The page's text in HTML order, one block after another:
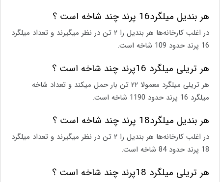
هر بندیل میلگرد16 پرند چند شاخه است ؟
در اغلب کارخانه‌ها هر بندیل را ۲ تن در نظر میگیرند و تعداد میلگرد
16 پرند حدود 109 شاخه است.
هر تریلی میلگرد 16پرند چند شاخه است ؟
هر تریلی میلگرد معمولا ۲۲ تن بار حمل میکند و تعداد شاخه
میلگرد 16 پرند حدود 1190 شاخه است.
هر بندیل میلگرد18 پرند چند شاخه است ؟
در اغلب کارخانه‌ها هر بندیل را ۲ تن در نظر میگیرند و تعداد میلگرد
18 پرند حدود 84 شاخه است.
هر تریلی میلگرد 18پرند چند شاخه است ؟